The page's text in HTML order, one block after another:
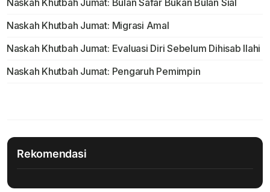
Naskah Khutbah Jumat: Bulan Safar Bukan Bulan Sial
Naskah Khutbah Jumat: Migrasi Amal
Naskah Khutbah Jumat: Evaluasi Diri Sebelum Dihisab Ilahi
Naskah Khutbah Jumat: Pengaruh Pemimpin
Rekomendasi